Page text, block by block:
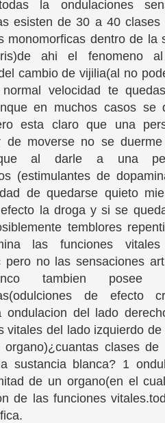
la ondulaciones
esisten de 30 a 40 clases
monomorficas dentro de la
ahi el fenomeno
cambio de vijilia(al no
velocidad te
en muchos casos se
esta claro que una
de moverse no se
al darle a una
(estimulantes de
de quedarse quieto
la droga y si se
temblores
las funciones
no las sensaciones
tambien posee
de efecto
ondulacion del lado
vitales del lado izquierdo
clases de
sustancia blanca? 1
de un organo(en el
de las funciones